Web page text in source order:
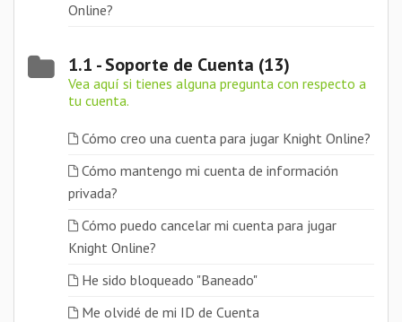
Online?
1.1 - Soporte de Cuenta (13)
Vea aquí si tienes alguna pregunta con respecto a
tu cuenta.
Cómo creo una cuenta para jugar Knight Online?
Cómo mantengo mi cuenta de información
privada?
Cómo puedo cancelar mi cuenta para jugar
Knight Online?
He sido bloqueado "Baneado"
Me olvidé de mi ID de Cuenta